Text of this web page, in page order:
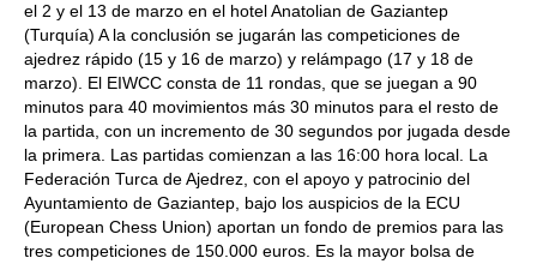
el 2 y el 13 de marzo en el hotel Anatolian de Gaziantep
(Turquía) A la conclusión se jugarán las competiciones de
ajedrez rápido (15 y 16 de marzo) y relámpago (17 y 18 de
marzo). El EIWCC consta de 11 rondas, que se juegan a 90
minutos para 40 movimientos más 30 minutos para el resto de
la partida, con un incremento de 30 segundos por jugada desde
la primera. Las partidas comienzan a las 16:00 hora local. La
Federación Turca de Ajedrez, con el apoyo y patrocinio del
Ayuntamiento de Gaziantep, bajo los auspicios de la ECU
(European Chess Union) aportan un fondo de premios para las
tres competiciones de 150.000 euros. Es la mayor bolsa de